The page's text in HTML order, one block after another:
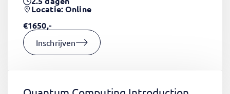
Locatie: Online
€1650,-
Inschrijven